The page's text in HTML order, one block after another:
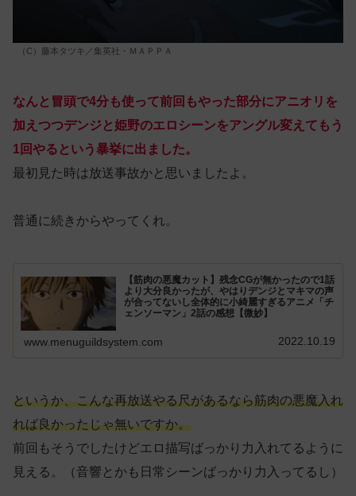
（C）藤本タツキ／集英社・ＭＡＰＰＡ
なんと冒頭で4分も使って前回もやった部分にアニオリを
加えつつデンジと姫野のエロシーンをアングル変えてもう
1回やるという暴挙に出ました。
最初見た時は放送事故かと思いましたよ。
普通に続きからやってくれ。
【筋肉の悪魔カット】残念CGが無かったので1話
より大分良かったが、やはりデンジとマキマの声
が合ってないし全体的に小綺麗すぎるアニメ「チ
ェンソーマン」2話の感想【微妙】
www.menuguildsystem.com 2022.10.19
というか、こんな再放送やる尺があるなら筋肉の悪魔入れ
れば良かったじゃ無いですか。
前回もそうでしたけどエロ描写ばっかり力入れてるように
見える。（音響とかも日常シーンばっかり力入ってるし）